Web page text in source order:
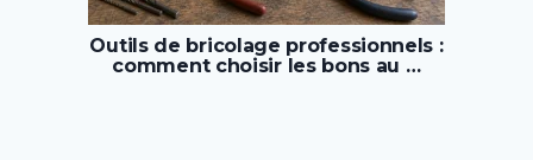
Outils de bricolage professionnels :
comment choisir les bons au …